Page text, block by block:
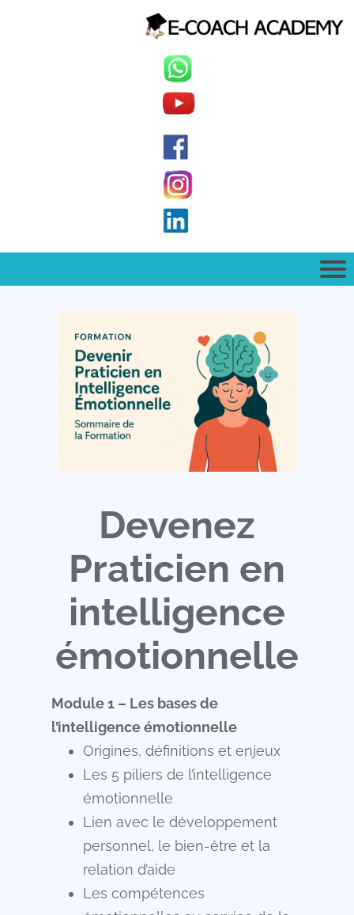
Devenez
Praticien en
intelligence
émotionnelle
Module 1 – Les bases de
l’intelligence émotionnelle
Origines, définitions et enjeux
Les 5 piliers de l’intelligence
émotionnelle
Lien avec le développement
personnel, le bien-être et la
relation d’aide
Les compétences